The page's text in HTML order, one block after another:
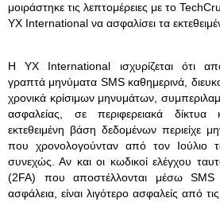
μοιράστηκε τις λεπτομέρειες με το
YX International να ασφαλίσει τα
Η YX International ισχυρίζεται ότι
γραπτά μηνύματα SMS καθημερινά,
χρονικά κρίσιμων μηνυμάτων,
ασφαλείας, σε περιφερειακά δίκτυα
εκτεθειμένη βάση δεδομένων περιείχε
που χρονολογούνταν από τον Ιούλιο
συνεχώς. Αν και οι κωδικοί ελέγχου
(2FA) που αποστέλλονται μέσω
ασφάλεια, είναι λιγότερο ασφαλείς από